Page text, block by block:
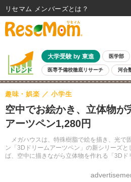
大学受験 by 東進 医学部
医専予備校徹底リサーチ 河合
親子で考える大学選び 高校受験 中学受験
共通テスト 夏休み
8月開催イベント・WS 全国公立高校 過去問
自由研究教材（小学生向け）
空中でお絵かき、立体物
アーツペン1,280円
メガハウスは、特殊樹脂で絵を描き、光で
ン「3Dドリームアーツペン」の新シリーズ
ば、空中に描きながら立体物を作れる「3D
趣味・娯楽 小学生
リセマム メンバーズ